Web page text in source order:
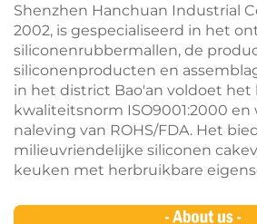
Shenzhen Hanchuan Industrial
2002, is gespecialiseerd in het
siliconenrubbermallen, de
siliconenproducten en
in het district Bao'an voldoet het
kwaliteitsnorm ISO9001:2000
naleving van ROHS/FDA. Het
milieuvriendelijke siliconen
keuken met herbruikbare